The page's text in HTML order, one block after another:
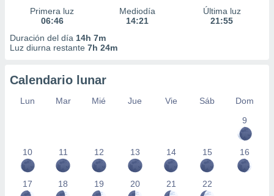
Primera luz
06:46
Mediodía
14:21
Última luz
21:55
Duración del día 14h 7m
Luz diurna restante 7h 24m
Calendario lunar
Lun Mar Mié Jue Vie Sáb
Dom
9
10 11 12 13 14 15 16
17 18 19 20 21 22